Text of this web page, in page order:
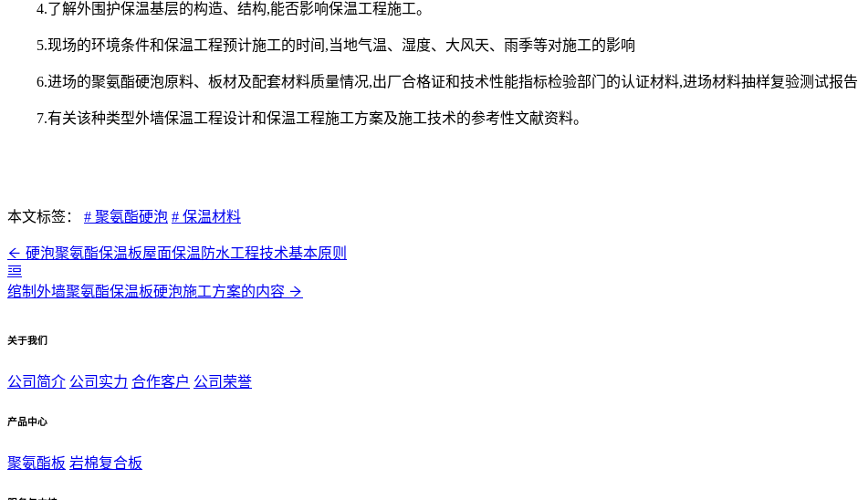
4.了解外围护保温基层的构造、结构,能否影响保温工程施工。
5.现场的环境条件和保温工程预计施工的时间,当地气温、湿度、大风天、雨季等对施工的影响
6.进场的聚氨酯硬泡原料、板材及配套材料质量情况,出厂合格证和技术性能指标检验部门的认证材料,进场材料抽样复验测试报告
7.有关该种类型外墙保温工程设计和保温工程施工方案及施工技术的参考性文献资料。
本文标签： # 聚氨酯硬泡 # 保温材料
硬泡聚氨酯保温板屋面保温防水工程技术基本原则
​绾制外墙聚氨酯保温板硬泡施工方案的内容
关于我们
公司简介 公司实力 合作客户 公司荣誉
产品中心
聚氨酯板 岩棉复合板